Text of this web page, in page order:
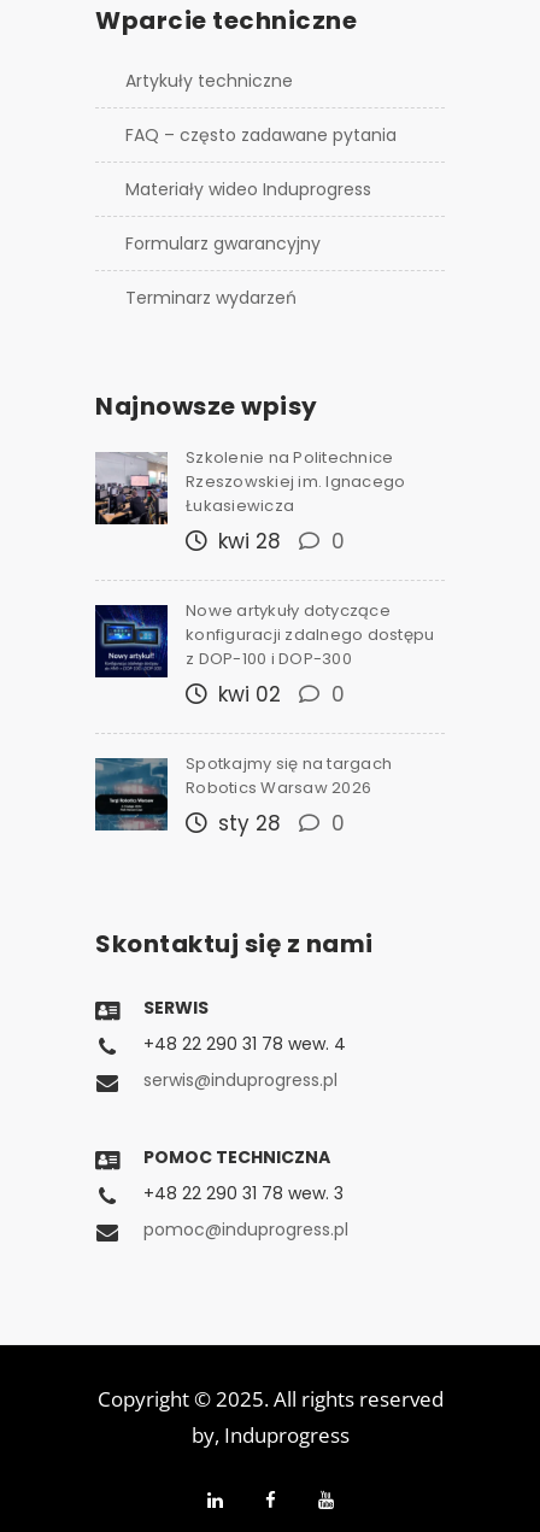
Wparcie techniczne
Artykuły techniczne
FAQ – często zadawane pytania
Materiały wideo Induprogress
Formularz gwarancyjny
Terminarz wydarzeń
Najnowsze wpisy
Szkolenie na Politechnice
Rzeszowskiej im. Ignacego
Łukasiewicza
kwi 28 0
Nowe artykuły dotyczące
konfiguracji zdalnego dostępu
z DOP-100 i DOP-300
kwi 02 0
Spotkajmy się na targach
Robotics Warsaw 2026
sty 28 0
Skontaktuj się z nami
SERWIS
+48 22 290 31 78 wew. 4
serwis@induprogress.pl
POMOC TECHNICZNA
+48 22 290 31 78 wew. 3
pomoc@induprogress.pl
Copyright © 2025. All rights reserved
by, Induprogress